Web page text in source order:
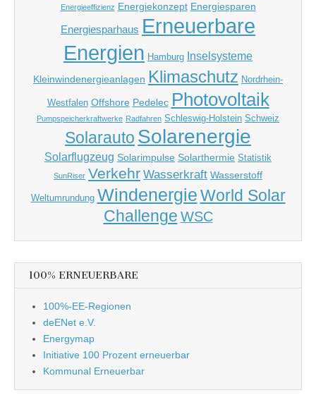
Energieeffizienz Energiekonzept Energiesparen
Energiesparhaus Erneuerbare
Energien Hamburg Inselsysteme
Kleinwindenergieanlagen Klimaschutz Nordrhein-
Westfalen Offshore Pedelec Photovoltaik
Pumpspeicherkraftwerke Radfahren Schleswig-Holstein Schweiz
Solarauto Solarenergie
Solarflugzeug Solarimpulse Solarthermie Statistik
SunRiser Verkehr Wasserkraft Wasserstoff
Weltumrundung Windenergie World Solar
Challenge WSC
100% ERNEUERBARE
100%-EE-Regionen
deENet e.V.
Energymap
Initiative 100 Prozent erneuerbar
Kommunal Erneuerbar